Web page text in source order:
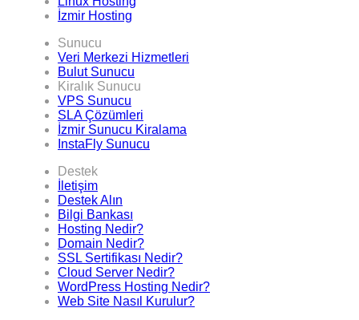
İzmir Hosting
Sunucu
Veri Merkezi Hizmetleri
Bulut Sunucu
Kiralık Sunucu
VPS Sunucu
SLA Çözümleri
İzmir Sunucu Kiralama
InstaFly Sunucu
Destek
İletişim
Destek Alın
Bilgi Bankası
Hosting Nedir?
Domain Nedir?
SSL Sertifikası Nedir?
Cloud Server Nedir?
WordPress Hosting Nedir?
Web Site Nasıl Kurulur?